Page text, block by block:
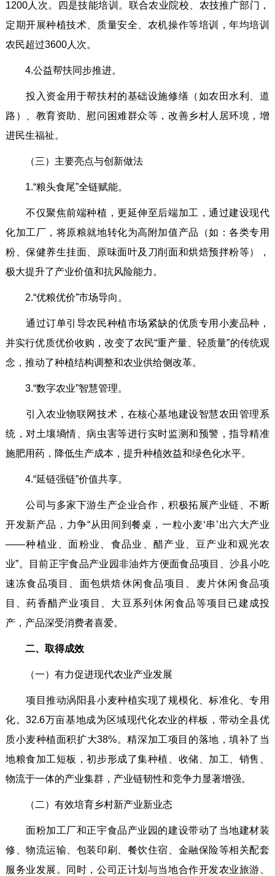
1200人次。四是技能培训。联合农业院校、农技推广部门，
定期开展种植技术、质量安全、农机操作等培训，年均培训
农民超过3600人次。
4.公益帮扶同步推进。
投入资金用于帮扶村的基础设施修缮（如农田水利、道
路）、教育资助、慰问困难群众等，改善乡村人居环境，增
进民生福祉。
（三）主要亮点与创新做法
1.“粮头食尾”全链赋能。
不仅聚焦前端种植，更延伸至后端加工，通过建设现代
化加工厂，将原粮就地转化为高附加值产品（如：各类专用
粉、保健养生挂面、原味面叶及刀削面和烘焙预拌粉等），
极大提升了产业价值和抗风险能力。
2.“优粮优价”市场导向。
通过订单引导农民种植市场紧缺的优质专用小麦品种，
并实行优质优价收购，改变了农民“重产量、轻质量”的传统观
念，推动了种植结构调整和农业供给侧改革。
3.“数字农业”智慧管理。
引入农业物联网技术，在核心基地建设智慧农田管理系
统，对土壤墒情、病虫害等进行实时监测和预警，指导精准
施肥用药，降低生产成本，提升种植效益和绿色化水平。
4.“延链强链”价值共享。
公司与多家下游生产企业合作，积极拓展产业链、不断
开发新产品，力争“从田间到餐桌，一粒小麦‘串’出六大产业
——种植业、面粉业、食品业、醋产业、豆产业和观光农
业”。目前正宇食品产业园非油炸方便面食品项目、沙县小吃
速冻食品项目、面包烘焙休闲食品项目、麦片休闲食品项
目、药香醋产业项目、大豆系列休闲食品等项目已建成投
产，产品深受消费者喜爱。
二、取得成效
（一）有力促进现代农业产业发展
项目推动涡阳县小麦种植实现了规模化、标准化、专用
化。32.6万亩基地成为区域现代化农业的样板，带动全县优
质小麦种植面积扩大38%。精深加工项目的落地，填补了当
地粮食加工短板，初步形成了集种植、收储、加工、销售、
物流于一体的产业集群，产业链韧性和竞争力显著增强。
（二）有效培育乡村新产业新业态
面粉加工厂和正宇食品产业园的建设带动了当地建材装
修、物流运输、包装印刷、餐饮住宿、金融保险等相关配套
服务业发展。同时，公司正计划与当地合作开发农业旅游、